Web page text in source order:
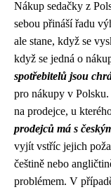
Nákup sedačky z
sebou přináší řadu
ale stane, když se
když se jedná o
spotřebitelů jsou
pro nákupy v
na prodejce, u
prodejců má s
vyjít vstříc jejich
češtině nebo
problémem. V